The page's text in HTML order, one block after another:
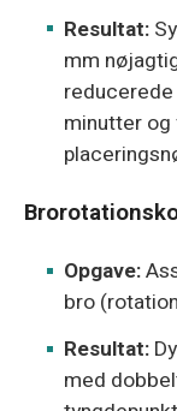
Resultat:
mm
minutter
Opgave:
bro
Resultat:
med